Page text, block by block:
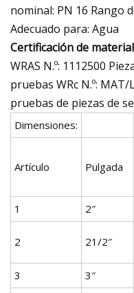
nominal: PN 16 Rango
Adecuado para: Agua
Certificación de
WRAS N.º: 1112500
pruebas WRc N.º:
pruebas de piezas de
Dimensiones:
Artículo Pulgada
1
2″
2 21/2″
3 3″